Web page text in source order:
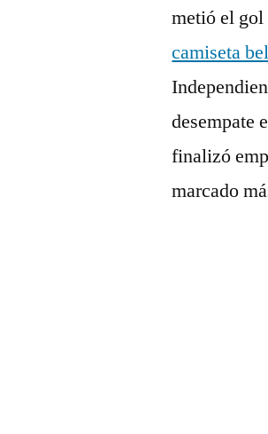
metió el
camiseta
desempate
finalizó
marcado